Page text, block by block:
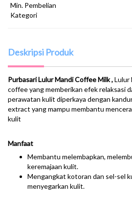
Min. Pembelian
Kategori
Deskripsi Produk
Purbasari Lulur Mandi Coffee Milk ,Lulur
coffee yang memberikan efek relaksasi
perawatan kulit diperkaya dengan
extract yang mampu membantu
kulit
Manfaat
Membantu melembapkan,
keremajaan kulit.
Mengangkat kotoran dan sel-sel
menyegarkan kulit.